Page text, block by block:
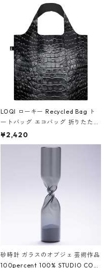
Black ジャン=ミッシェル・バスキ
ア/クラウン ブラック
LOQI ローキー Recycled Bag ト
ートバッグ エコバッグ 折りたたみ
大きめ 撥水加工 収納ポーチ CRO
CODILE/Black クロコダイル/ブラ
¥2,420
砂時計 ガラスのオブジェ 芸術作品
100percent 100% STUDIO COH